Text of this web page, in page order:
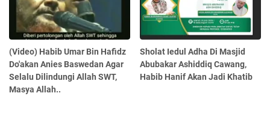
(Video) Habib Umar Bin Hafidz
Do'akan Anies Baswedan Agar
Selalu Dilindungi Allah SWT,
Masya Allah..
Sholat Iedul Adha Di Masjid
Abubakar Ashiddiq Cawang,
Habib Hanif Akan Jadi Khatib